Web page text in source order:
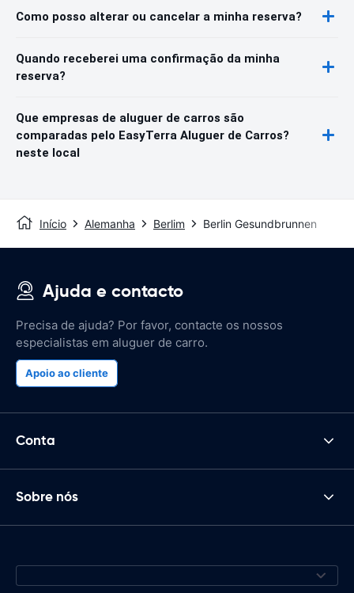
Como posso alterar ou cancelar a minha reserva?
Quando receberei uma confirmação da minha
reserva?
Que empresas de aluguer de carros são
comparadas pelo EasyTerra Aluguer de Carros?
neste local
Início Alemanha Berlim Berlin Gesundbrunnen
Ajuda e contacto
Precisa de ajuda? Por favor, contacte os nossos
especialistas em aluguer de carro.
Apoio ao cliente
Conta
Sobre nós